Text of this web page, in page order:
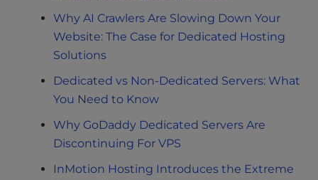
Why AI Crawlers Are Slowing Down Your
Website: The Case for Dedicated Hosting
Solutions
Dedicated vs Non-Dedicated Servers: What
You Need to Know
Why GoDaddy Dedicated Servers Are
Discontinuing For VPS
InMotion Hosting Introduces the Extreme